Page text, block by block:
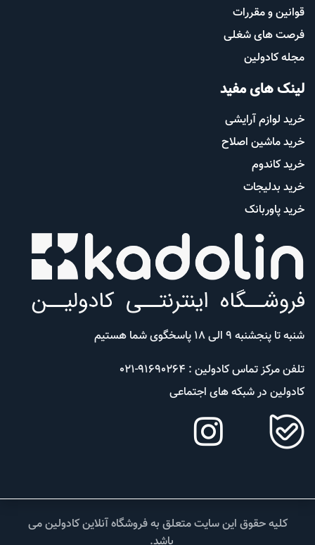
قوانین و مقررات
فرصت های شغلی
مجله کادولین
لینک های مفید
خرید لوازم آرایشی
خرید ماشین اصلاح
خرید کاندوم
خرید بدلیجات
خرید پاوربانک
شنبه تا پنجشنبه 9 الی 18 پاسخگوی شما هستیم
تلفن مرکز تماس کادولین : 91690264-021
کادولین در شبکه های اجتماعی
کلیه حقوق این سایت متعلق به فروشگاه آنلاین کادولین می